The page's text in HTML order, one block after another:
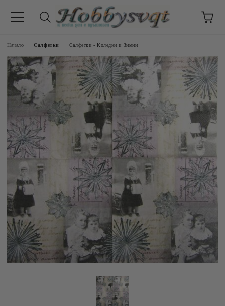
Начало Салфетки Салфетки - Коледни и Зимни